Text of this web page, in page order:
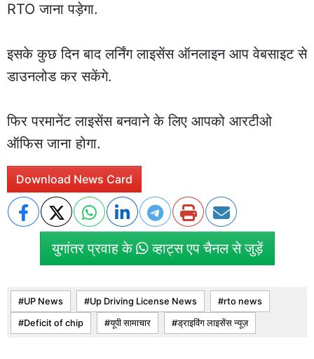
RTO जाना पड़ेगा.
इसके कुछ दिन बाद लर्निंग लाइसेंस ऑनलाइन आप वेबसाइट से
डाउनलोड कर सकेंगे.
फिर परमानेंट लाइसेंस बनवाने के लिए आपको आरटीओ
ऑफिस जाना होगा.
Download News Card
युगांतर प्रवाह के व्हाट्स एप चैनल से जुड़ें
UP News Up Driving License News rto news
Deficit of chip यूपी सामाचार ड्राइविंग लाइसेंस न्यूज़